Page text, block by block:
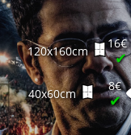
120x160cm
16€
✔
40x60cm
8€
✔